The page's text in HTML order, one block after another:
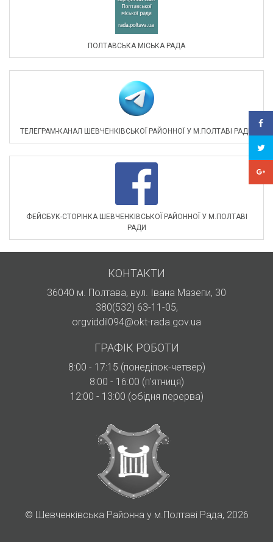
ПОЛТАВСЬКА МІСЬКА РАДА
ТЕЛЕГРАМ-КАНАЛ ШЕВЧЕНКІВСЬКОЇ РАЙОННОЇ У М.ПОЛТАВІ РАДИ
ФЕЙСБУК-СТОРІНКА ШЕВЧЕНКІВСЬКОЇ РАЙОННОЇ У М.ПОЛТАВІ
РАДИ
КОНТАКТИ
36040 м. Полтава, вул. Івана Мазепи, 30
380(532) 63-11-05,
orgviddil094@okt-rada.gov.ua
ГРАФІК РОБОТИ
8:00 - 17:15 (понеділок-четвер)
8:00 - 16:00 (п'ятниця)
12:00 - 13:00 (обідня перерва)
© Шевченківська Районна у м.Полтаві Рада, 2026